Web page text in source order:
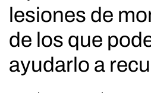
lesiones de
de los que
ayudarlo a